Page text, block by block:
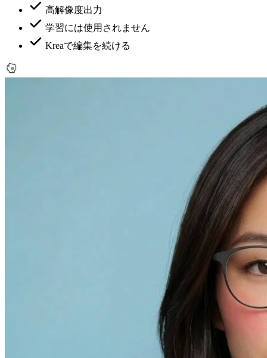
高解像度出力
学習には使用されません
Kreaで編集を続ける